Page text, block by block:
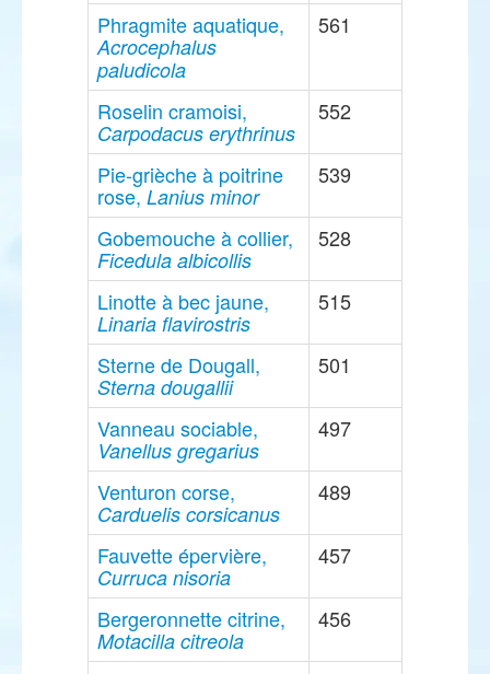
Phragmite aquatique,
Acrocephalus
paludicola
561
Roselin cramoisi,
Carpodacus erythrinus
552
Pie-grièche à poitrine
rose, Lanius minor
539
Gobemouche à collier,
Ficedula albicollis
528
Linotte à bec jaune,
Linaria flavirostris
515
Sterne de Dougall,
Sterna dougallii
501
Vanneau sociable,
Vanellus gregarius
497
Venturon corse,
Carduelis corsicanus
489
Fauvette épervière,
Curruca nisoria
457
Bergeronnette citrine,
Motacilla citreola
456